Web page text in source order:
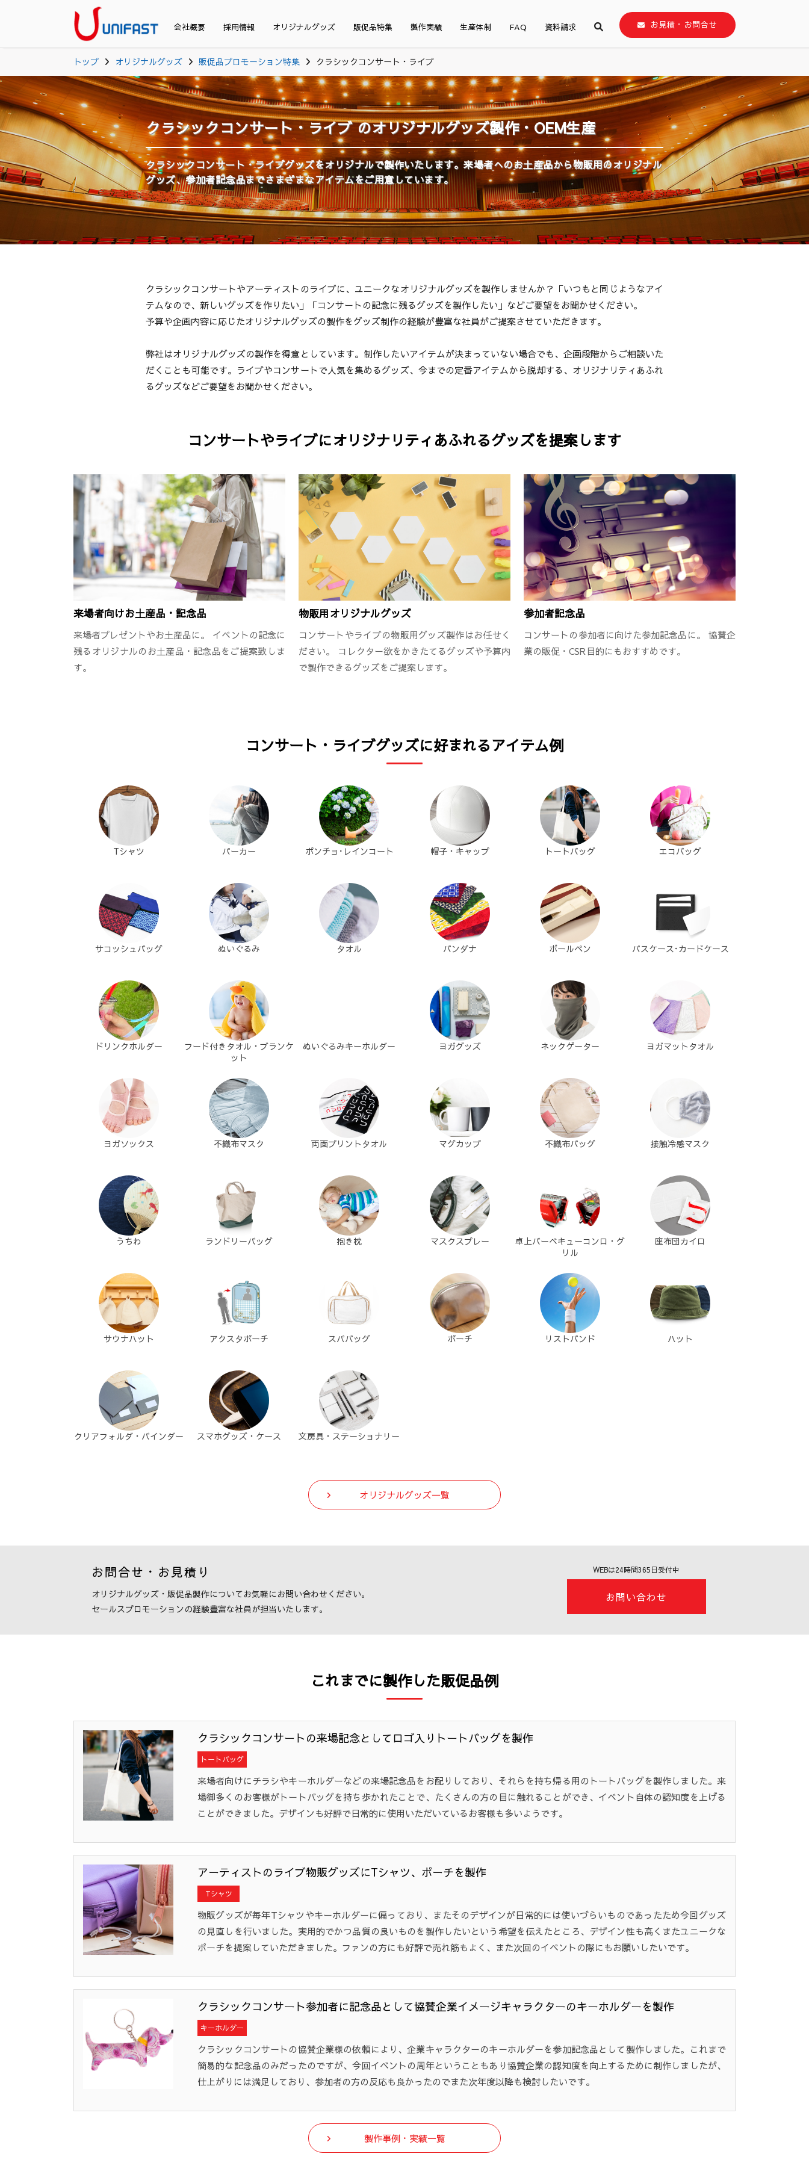
会社概要 採用情報 オリジナルグッズ 販促品特集 製作実績 生産体制 FAQ 資料請求 お見積・お問合せ
トップ オリジナルグッズ 販促品プロモーション特集 クラシックコンサート・ライブ
クラシックコンサート・ライブ のオリジナルグッズ製作・OEM生産
クラシックコンサート・ライブグッズをオリジナルで製作いたします。来場者へのお土産品から物販用のオリジナル
グッズ、参加者記念品までさまざまなアイテムをご用意しています。
クラシックコンサートやアーティストのライブに、ユニークなオリジナルグッズを製作しませんか？「いつもと同じようなアイ
テムなので、新しいグッズを作りたい」「コンサートの記念に残るグッズを製作したい」などご要望をお聞かせください。
予算や企画内容に応じたオリジナルグッズの製作をグッズ制作の経験が豊富な社員がご提案させていただきます。
弊社はオリジナルグッズの製作を得意としています。制作したいアイテムが決まっていない場合でも、企画段階からご相談いた
だくことも可能です。ライブやコンサートで人気を集めるグッズ、今までの定番アイテムから脱却する、オリジナリティあふれ
るグッズなどご要望をお聞かせください。
コンサートやライブにオリジナリティあふれるグッズを提案します
来場者向けお土産品・記念品
来場者プレゼントやお土産品に。 イベントの記念に
残るオリジナルのお土産品・記念品をご提案致しま
す。
物販用オリジナルグッズ
コンサートやライブの物販用グッズ製作はお任せく
ださい。 コレクター欲をかきたてるグッズや予算内
で製作できるグッズをご提案します。
参加者記念品
コンサートの参加者に向けた参加記念品に。 協賛企
業の販促・CSR目的にもおすすめです。
コンサート・ライブグッズに好まれるアイテム例
Tシャツ パーカー ポンチョ･レインコート 帽子・キャップ トートバッグ エコバッグ
サコッシュバッグ ぬいぐるみ タオル バンダナ ボールペン パスケース･カードケース
ドリンクホルダー
フード付きタオル・ブランケ
ット
ぬいぐるみキーホルダー ヨガグッズ ネックゲーター ヨガマットタオル
ヨガソックス 不織布マスク 両面プリントタオル マグカップ 不織布バッグ 接触冷感マスク
うちわ ランドリーバッグ 抱き枕 マスクスプレー
卓上バーベキューコンロ・グ
リル
座布団カイロ
サウナハット アクスタポーチ スパバッグ ポーチ リストバンド ハット
クリアフォルダ・バインダー スマホグッズ・ケース 文房具・ステーショナリー
オリジナルグッズ一覧
お問合せ・お見積り
オリジナルグッズ・販促品製作についてお気軽にお問い合わせください。
セールスプロモーションの経験豊富な社員が担当いたします。
WEBは24時間365日受付中
お問い合わせ
これまでに製作した販促品例
クラシックコンサートの来場記念としてロゴ入りトートバッグを製作
トートバッグ
来場者向けにチラシやキーホルダーなどの来場記念品をお配りしており、それらを持ち帰る用のトートバッグを製作しました。来
場御多くのお客様がトートバッグを持ち歩かれたことで、たくさんの方の目に触れることができ、イベント自体の認知度を上げる
ことができました。デザインも好評で日常的に使用いただいているお客様も多いようです。
アーティストのライブ物販グッズにTシャツ、ポーチを製作
Tシャツ
物販グッズが毎年Tシャツやキーホルダーに偏っており、またそのデザインが日常的には使いづらいものであったため今回グッズ
の見直しを行いました。実用的でかつ品質の良いものを製作したいという希望を伝えたところ、デザイン性も高くまたユニークな
ポーチを提案していただきました。ファンの方にも好評で売れ筋もよく、また次回のイベントの際にもお願いしたいです。
クラシックコンサート参加者に記念品として協賛企業イメージキャラクターのキーホルダーを製作
キーホルダー
クラシックコンサートの協賛企業様の依頼により、企業キャラクターのキーホルダーを参加記念品として製作しました。これまで
簡易的な記念品のみだったのですが、今回イベントの周年ということもあり協賛企業の認知度を向上するために制作しましたが、
仕上がりには満足しており、参加者の方の反応も良かったのでまた次年度以降も検討したいです。
製作事例・実績一覧